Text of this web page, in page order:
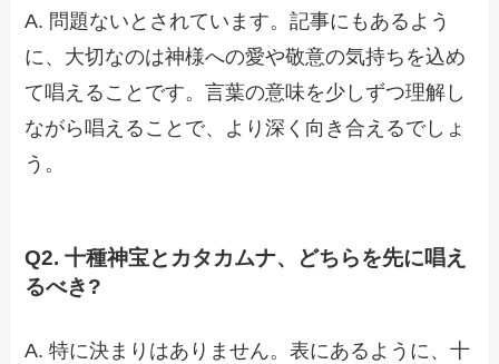
A. 問題ないとされています。記事にもあるよう
に、大切なのは神様への愛や敬意の気持ちを込め
て唱えることです。言葉の意味を少しずつ理解し
ながら唱えることで、より深く向き合えるでしょ
う。
Q2. 十種神宝とカタカムナ、どちらを先に唱え
るべき?
A. 特に決まりはありません。表にあるように、十